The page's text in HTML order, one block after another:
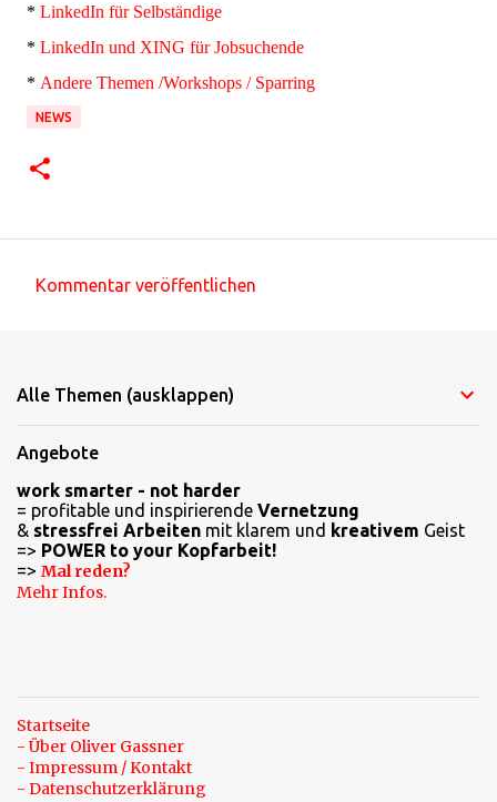
* LinkedIn für Selbständige
* LinkedIn und XING für Jobsuchende
* Andere Themen /Workshops / Sparring
NEWS
m
n
t
a
r
e
Kommentar veröffentlichen
Alle Themen (ausklappen)
Angebote
work smarter - not harder
= profitable und inspirierende Vernetzung
& stressfrei Arbeiten mit klarem und kreativem Geist
=> POWER to your Kopfarbeit!
=> Mal reden?
Mehr Infos.
Startseite
- Über Oliver Gassner
- Impressum / Kontakt
- Datenschutzerklärung